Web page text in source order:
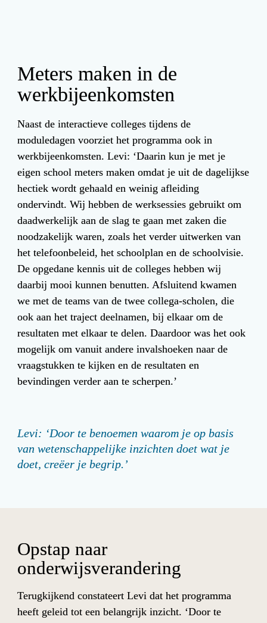
Meters maken in de
werkbijeenkomsten
Naast de interactieve colleges tijdens de
moduledagen voorziet het programma ook in
werkbijeenkomsten. Levi: ‘Daarin kun je met je
eigen school meters maken omdat je uit de dagelijkse
hectiek wordt gehaald en weinig afleiding
ondervindt. Wij hebben de werksessies gebruikt om
daadwerkelijk aan de slag te gaan met zaken die
noodzakelijk waren, zoals het verder uitwerken van
het telefoonbeleid, het schoolplan en de schoolvisie.
De opgedane kennis uit de colleges hebben wij
daarbij mooi kunnen benutten. Afsluitend kwamen
we met de teams van de twee collega-scholen, die
ook aan het traject deelnamen, bij elkaar om de
resultaten met elkaar te delen. Daardoor was het ook
mogelijk om vanuit andere invalshoeken naar de
vraagstukken te kijken en de resultaten en
bevindingen verder aan te scherpen.’
Levi: ‘Door te benoemen waarom je op basis
van wetenschappelijke inzichten doet wat je
doet, creëer je begrip.’
Opstap naar
onderwijsverandering
Terugkijkend constateert Levi dat het programma
heeft geleid tot een belangrijk inzicht. ‘Door te